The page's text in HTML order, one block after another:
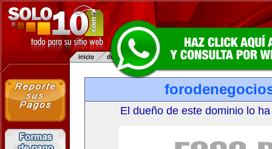
El dueño de este dominio lo